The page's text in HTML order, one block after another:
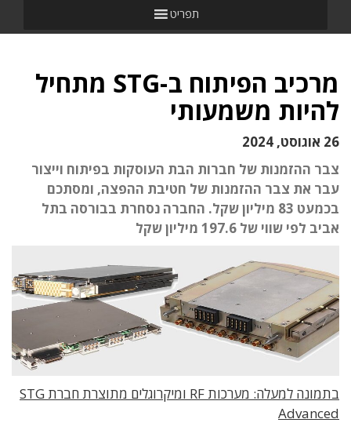
תפריט
מרכיב הפיתוח ב-STG מתחיל
להיות משמעותי
26 אוגוסט, 2024
צבר ההזמנות של חברות הבת העוסקות בפיתוח וייצור
עבר את צבר ההזמנות של חטיבת ההפצה, ומסתכם
בכמעט 83 מיליון שקל. החברה נסחרת בבורסה בתל
אביב לפי שווי של 197.6 מיליון שקל
בתמונה למעלה: מערכות RF ומיקרוגלים מתוצרת חברת STG
Advanced